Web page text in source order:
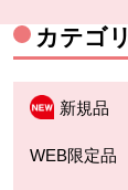
カテゴ
新規品
WEB限定品